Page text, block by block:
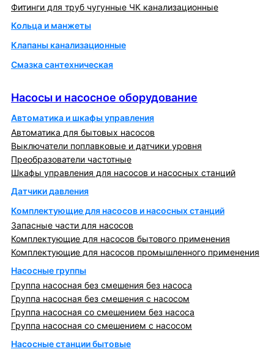
Фитинги для труб чугунные ЧК канализационные
Кольца и манжеты
Клапаны канализационные
Смазка сантехническая
Насосы и насосное оборудование
Автоматика и шкафы управления
Автоматика для бытовых насосов
Выключатели поплавковые и датчики уровня
Преобразователи частотные
Шкафы управления для насосов и насосных станций
Датчики давления
Комплектующие для насосов и насосных станций
Запасные части для насосов
Комплектующие для насосов бытового применения
Комплектующие для насосов промышленного применения
Насосные группы
Группа насосная без смешения без насоса
Группа насосная без смешения с насосом
Группа насосная со смешением без насоса
Группа насосная со смешением с насосом
Насосные станции бытовые